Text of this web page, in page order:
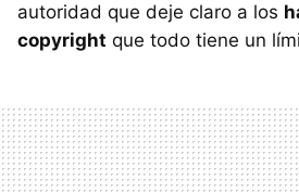
autoridad que deje claro a los
copyright que todo tiene un